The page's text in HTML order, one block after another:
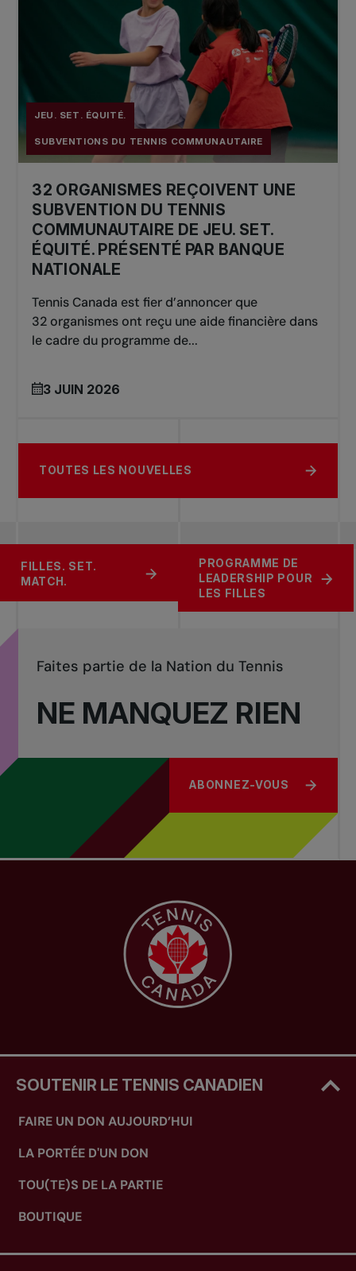
JEU. SET. ÉQUITÉ.
SUBVENTIONS DU TENNIS COMMUNAUTAIRE
32 ORGANISMES REÇOIVENT UNE
SUBVENTION DU TENNIS
COMMUNAUTAIRE DE JEU. SET.
ÉQUITÉ. PRÉSENTÉ PAR BANQUE
NATIONALE
Tennis Canada est fier d’annoncer que
32 organismes ont reçu une aide financière dans
le cadre du programme de...
3 JUIN 2026
TOUTES LES NOUVELLES
SOUTENIR LE
TENNIS CANADIEN
CONFÉRENCE HORS
PAIR
FILLES. SET.
MATCH.
PROGRAMME DE
LEADERSHIP POUR
LES FILLES
NE MANQUEZ RIEN
Faites partie de la Nation du Tennis
ABONNEZ-VOUS
SOUTENIR LE TENNIS CANADIEN
FAIRE UN DON AUJOURD’HUI
LA PORTÉE D'UN DON
TOU(TE)S DE LA PARTIE
BOUTIQUE